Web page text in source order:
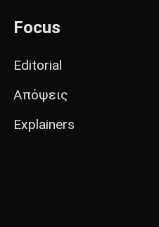
Focus
Editorial
Απόψεις
Explainers